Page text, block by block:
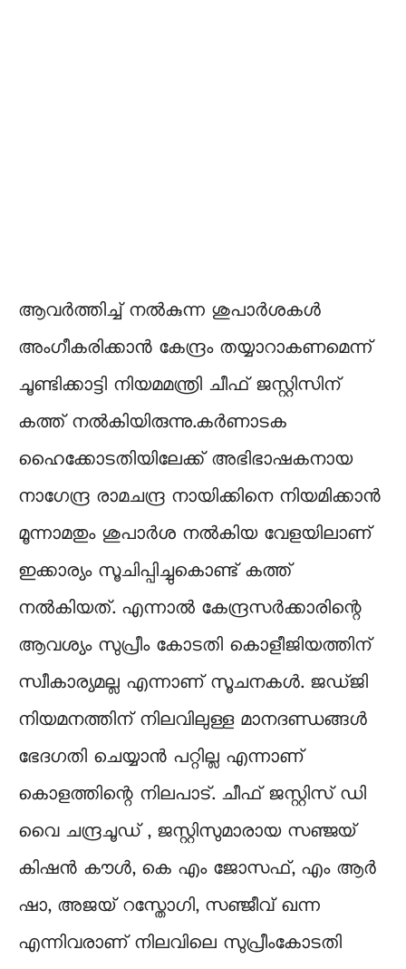
ആവർത്തിച്ച് നൽകുന്ന ശുപാർശകൾ
അംഗീകരിക്കാൻ കേന്ദ്രം തയ്യാറാകണമെന്ന്
ചൂണ്ടിക്കാട്ടി നിയമമന്ത്രി ചീഫ് ജസ്റ്റിസിന്
കത്ത് നൽകിയിരുന്നു.കർണാടക
ഹൈക്കോടതിയിലേക്ക് അഭിഭാഷകനായ
നാഗേന്ദ്ര രാമചന്ദ്ര നായിക്കിനെ നിയമിക്കാൻ
മൂന്നാമതും ശുപാർശ നൽകിയ വേളയിലാണ്
ഇക്കാര്യം സൂചിപ്പിച്ചുകൊണ്ട് കത്ത്
നൽകിയത്. എന്നാൽ കേന്ദ്രസർക്കാരിന്റെ
ആവശ്യം സുപ്രീം കോടതി കൊളീജിയത്തിന്
സ്വീകാര്യമല്ല എന്നാണ് സൂചനകൾ. ജഡ്ജി
നിയമനത്തിന് നിലവിലുള്ള മാനദണ്ഡങ്ങൾ
ഭേദഗതി ചെയ്യാൻ പറ്റില്ല എന്നാണ്
കൊളത്തിന്റെ നിലപാട്. ചീഫ് ജസ്റ്റിസ് ഡി
വൈ ചന്ദ്രചൂഡ് , ജസ്റ്റിസുമാരായ സഞ്ജയ്
കിഷൻ കൗൾ, കെ എം ജോസഫ്, എം ആർ
ഷാ, അജയ് റസ്തോഗി, സഞ്ജീവ് ഖന്ന
എന്നിവരാണ് നിലവിലെ സുപ്രീംകോടതി